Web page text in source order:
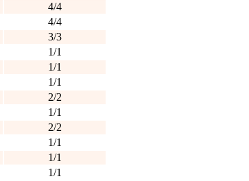
4/4
4/4
3/3
1/1
1/1
1/1
2/2
1/1
2/2
1/1
1/1
1/1